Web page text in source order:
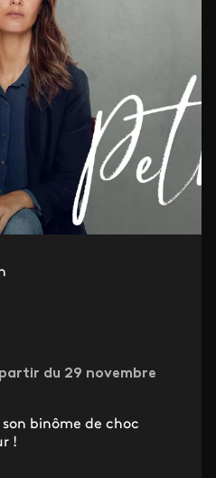
du 29 novembre
binôme de choc
!